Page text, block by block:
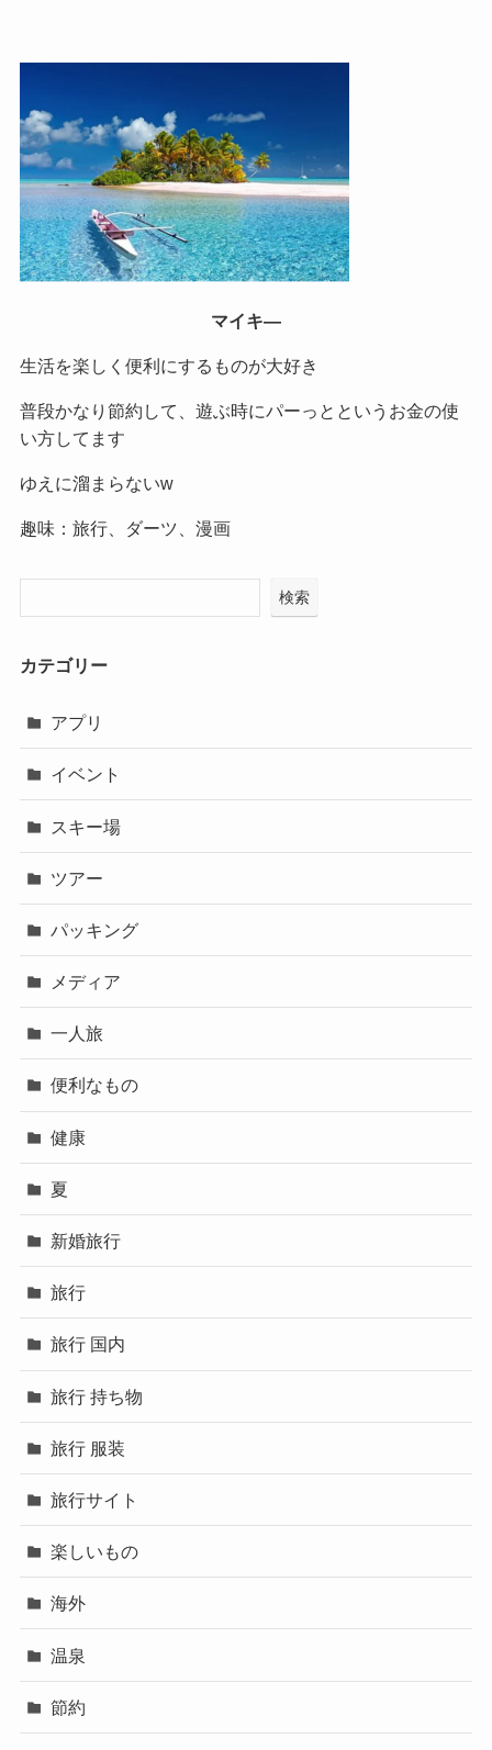
マイキ―
生活を楽しく便利にするものが大好き
普段かなり節約して、遊ぶ時にパーっとというお金の使
い方してます
ゆえに溜まらないw
趣味：旅行、ダーツ、漫画
検索
カテゴリー
アプリ
イベント
スキー場
ツアー
パッキング
メディア
一人旅
便利なもの
健康
夏
新婚旅行
旅行
旅行 国内
旅行 持ち物
旅行 服装
旅行サイト
楽しいもの
海外
温泉
節約